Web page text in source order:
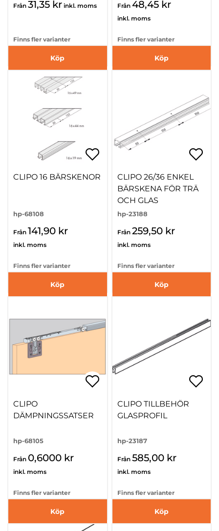
Från 31,35 kr inkl. moms
Finns fler varianter
Köp
Från 48,45 kr
inkl. moms
Finns fler varianter
Köp
CLIPO 16 BÄRSKENOR
hp-68108
Från 141,90 kr
inkl. moms
Finns fler varianter
Köp
CLIPO 26/36 ENKEL
BÄRSKENA FÖR TRÄ
OCH GLAS
hp-23188
Från 259,50 kr
inkl. moms
Finns fler varianter
Köp
CLIPO
DÄMPNINGSSATSER
hp-68105
Från 0,6000 kr
inkl. moms
Finns fler varianter
Köp
CLIPO TILLBEHÖR
GLASPROFIL
hp-23187
Från 585,00 kr
inkl. moms
Finns fler varianter
Köp